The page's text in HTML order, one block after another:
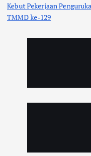
Kebut Pekerjaan
TMMD ke-129